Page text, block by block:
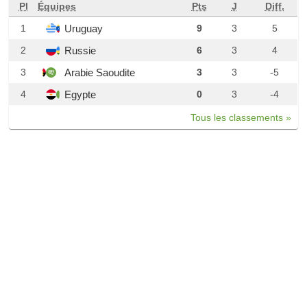
Pl Équipes Pts J
Diff.
1
Uruguay 9 3
5
2
Russie 6 3
4
3
Arabie Saoudite 3 3
-5
4
Egypte 0 3 -4
Tous les classements »